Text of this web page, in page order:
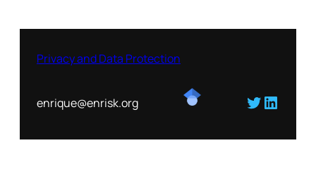
Privacy and Data Protection
enrique@enrisk.org Twitter